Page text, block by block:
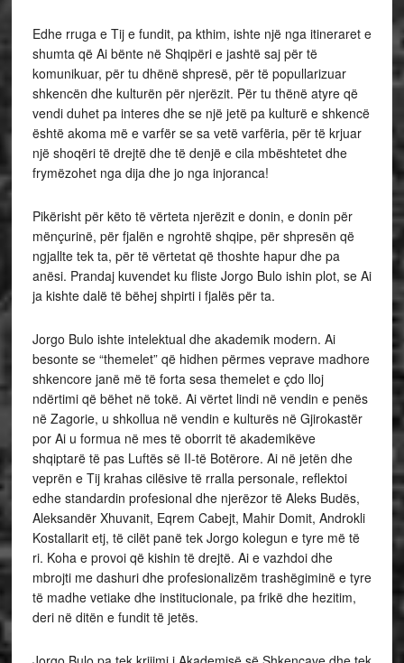
Edhe rruga e Tij e fundit, pa kthim, ishte një nga itineraret e
shumta që Ai bënte në Shqipëri e jashtë saj për të
komunikuar, për tu dhënë shpresë, për të popullarizuar
shkencën dhe kulturën për njerëzit. Për tu thënë atyre që
vendi duhet pa interes dhe se një jetë pa kulturë e shkencë
është akoma më e varfër se sa vetë varfëria, për të krjuar
një shoqëri të drejtë dhe të denjë e cila mbështetet dhe
frymëzohet nga dija dhe jo nga injoranca!
Pikërisht për këto të vërteta njerëzit e donin, e donin për
mënçurinë, për fjalën e ngrohtë shqipe, për shpresën që
ngjallte tek ta, për të vërtetat që thoshte hapur dhe pa
anësi. Prandaj kuvendet ku fliste Jorgo Bulo ishin plot, se Ai
ja kishte dalë të bëhej shpirti i fjalës për ta.
Jorgo Bulo ishte intelektual dhe akademik modern. Ai
besonte se “themelet” që hidhen përmes veprave madhore
shkencore janë më të forta sesa themelet e çdo lloj
ndërtimi që bëhet në tokë. Ai vërtet lindi në vendin e penës
në Zagorie, u shkollua në vendin e kulturës në Gjirokastër
por Ai u formua në mes të oborrit të akademikëve
shqiptarë të pas Luftës së II-të Botërore. Ai në jetën dhe
veprën e Tij krahas cilësive të rralla personale, reflektoi
edhe standardin profesional dhe njerëzor të Aleks Budës,
Aleksandër Xhuvanit, Eqrem Cabejt, Mahir Domit, Androkli
Kostallarit etj, të cilët panë tek Jorgo kolegun e tyre më të
ri. Koha e provoi që kishin të drejtë. Ai e vazhdoi dhe
mbrojti me dashuri dhe profesionalizëm trashëgiminë e tyre
të madhe vetiake dhe institucionale, pa frikë dhe hezitim,
deri në ditën e fundit të jetës.